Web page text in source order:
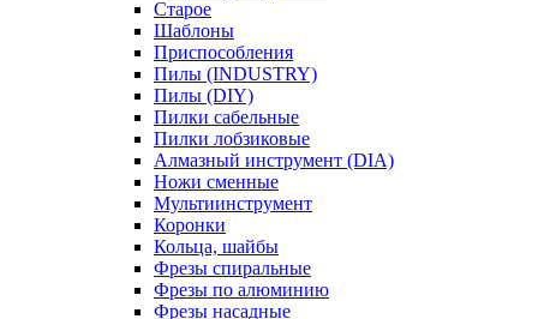
Старое
Шаблоны
Приспособления
Пилы (INDUSTRY)
Пилы (DIY)
Пилки сабельные
Пилки лобзиковые
Алмазный инструмент (DIA)
Ножи сменные
Мультиинструмент
Коронки
Кольца, шайбы
Фрезы спиральные
Фрезы по алюминию
Фрезы насадные